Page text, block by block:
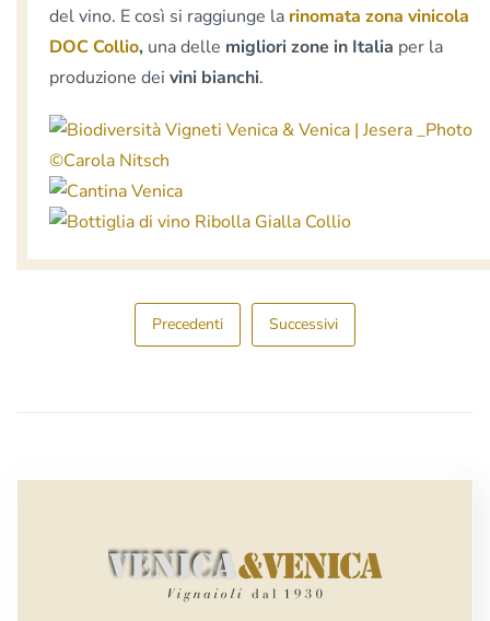
del vino. E così si raggiunge la rinomata zona vinicola
DOC Collio, una delle migliori zone in Italia per la
produzione dei vini bianchi.
Precedenti Successivi